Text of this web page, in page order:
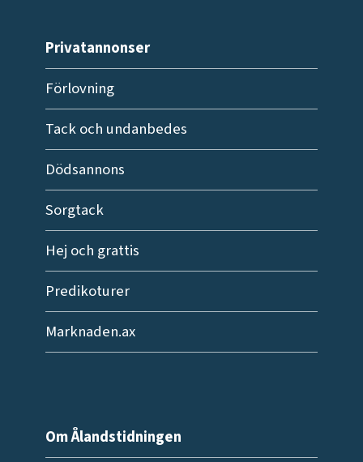
Privatannonser
Förlovning
Tack och undanbedes
Dödsannons
Sorgtack
Hej och grattis
Predikoturer
Marknaden.ax
Om Ålandstidningen